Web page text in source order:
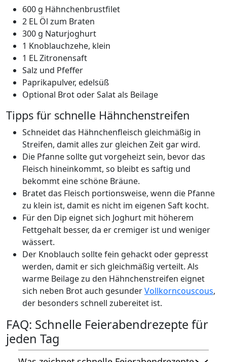
600 g Hähnchenbrustfilet
2 EL Öl zum Braten
300 g Naturjoghurt
1 Knoblauchzehe, klein
1 EL Zitronensaft
Salz und Pfeffer
Paprikapulver, edelsüß
Optional Brot oder Salat als Beilage
Tipps für schnelle Hähnchenstreifen
Schneidet das Hähnchenfleisch gleichmäßig in
Streifen, damit alles zur gleichen Zeit gar wird.
Die Pfanne sollte gut vorgeheizt sein, bevor das
Fleisch hineinkommt, so bleibt es saftig und
bekommt eine schöne Bräune.
Bratet das Fleisch portionsweise, wenn die Pfanne
zu klein ist, damit es nicht im eigenen Saft kocht.
Für den Dip eignet sich Joghurt mit höherem
Fettgehalt besser, da er cremiger ist und weniger
wässert.
Der Knoblauch sollte fein gehackt oder gepresst
werden, damit er sich gleichmäßig verteilt. Als
warme Beilage zu den Hähnchenstreifen eignet
sich neben Brot auch gesunderVollkorncouscous,
der besonders schnell zubereitet ist.
FAQ: Schnelle Feierabendrezepte für
jeden Tag